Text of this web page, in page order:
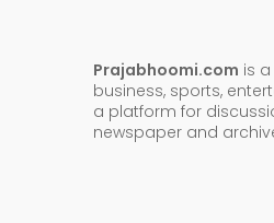
Prajabhoomi.com is
business, sports,
a platform for
newspaper and